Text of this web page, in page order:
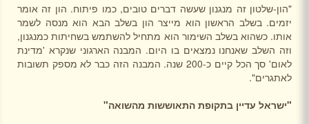
"הון-שלטון זה מנגנון שעשה דברים טובים, כמו פיתוח. הון זה אומר
יזמים. בשלב הראשון הוא מייצר הון בשלב הבא הוא מנסה לשמר
אותו. כשהוא בשלב השימור הוא מתחיל להשתמש בשחיתות כמנגנון,
וזה השלב שאנחנו נמצאים בו היום. המבנה הארגוני שנקרא 'מדינת
לאום' סך הכל קיים כ-200 שנה. המבנה הזה כבר לא מספק תשובות
לאתגרים".
"ישראל עדיין בתקופת התאוששות מהשואה"